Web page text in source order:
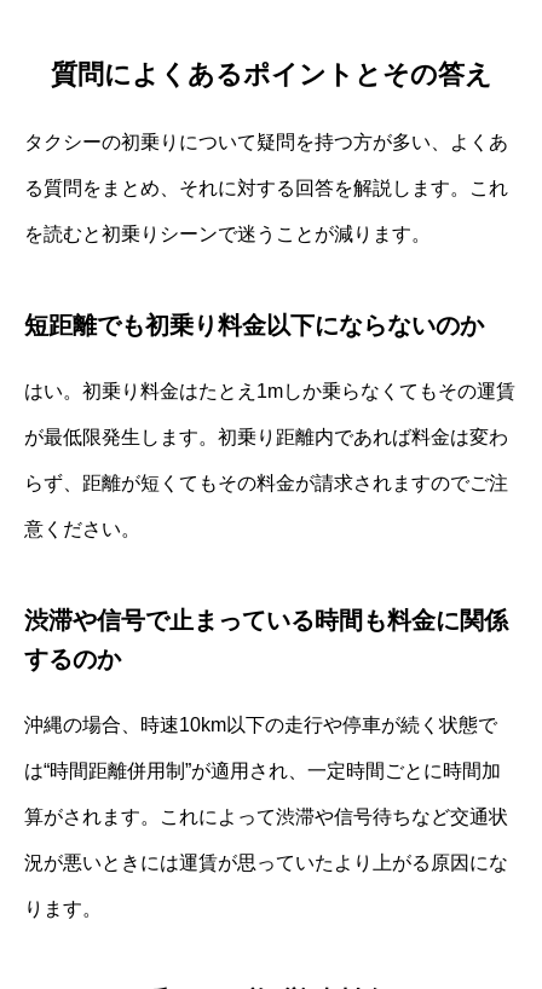
質問によくあるポイントとその答え
タクシーの初乗りについて疑問を持つ方が多い、よくあ
る質問をまとめ、それに対する回答を解説します。これ
を読むと初乗りシーンで迷うことが減ります。
短距離でも初乗り料金以下にならないのか
はい。初乗り料金はたとえ1mしか乗らなくてもその運賃
が最低限発生します。初乗り距離内であれば料金は変わ
らず、距離が短くてもその料金が請求されますのでご注
意ください。
渋滞や信号で止まっている時間も料金に関係
するのか
沖縄の場合、時速10km以下の走行や停車が続く状態で
は“時間距離併用制”が適用され、一定時間ごとに時間加
算がされます。これによって渋滞や信号待ちなど交通状
況が悪いときには運賃が思っていたより上がる原因にな
ります。